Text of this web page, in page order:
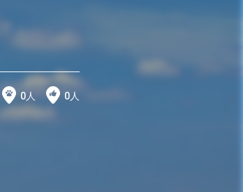
0人 0人